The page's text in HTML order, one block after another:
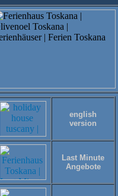
english
version
Last Minute
Angebote